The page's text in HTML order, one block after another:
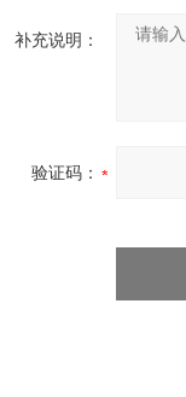
补充说明：
验证码：